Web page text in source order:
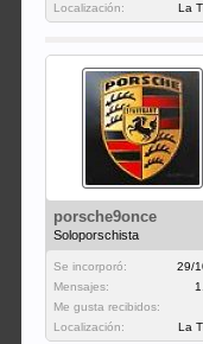
Localización:
La
porsche9once
Soloporschista
Se incorporó:
29/
Mensajes:
Me gusta recibidos:
Localización:
La